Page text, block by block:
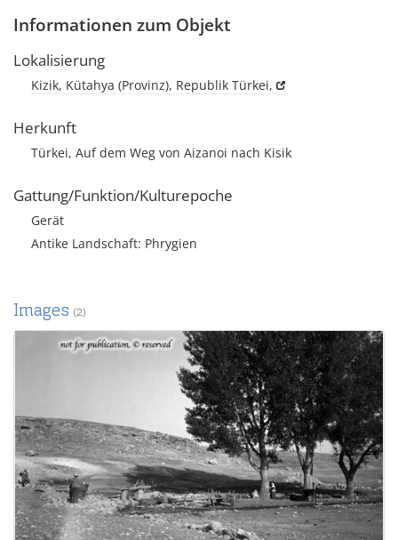
Informationen zum Objekt
Lokalisierung
Kizik, Kütahya (Provinz), Republik Türkei,
Herkunft
Türkei, Auf dem Weg von Aizanoi nach Kisik
Gattung/Funktion/Kulturepoche
Gerät
Antike Landschaft: Phrygien
Images (2)